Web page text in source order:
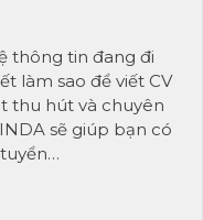
thông tin đang đi
làm sao để viết CV
thu hút và chuyên
sẽ giúp bạn có